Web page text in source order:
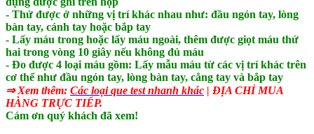
- Thử được ở những vị trí khác nhau như: đầu ngón tay, lòng
bàn tay, cánh tay hoặc bắp tay
- Lấy máu trong hoặc lấy máu ngoài, thêm được giọt máu thứ
hai trong vòng 10 giây nếu không đủ máu
- Đo được 4 loại máu gồm: Lấy mẫu máu từ các vị trí khác trên
cơ thể như đầu ngón tay, lòng bàn tay, cẳng tay và bắp tay
⇒ Xem thêm: Các loại que test nhanh khác | ĐỊA CHỈ MUA
HÀNG TRỰC TIẾP.
Cám ơn quý khách đã xem!